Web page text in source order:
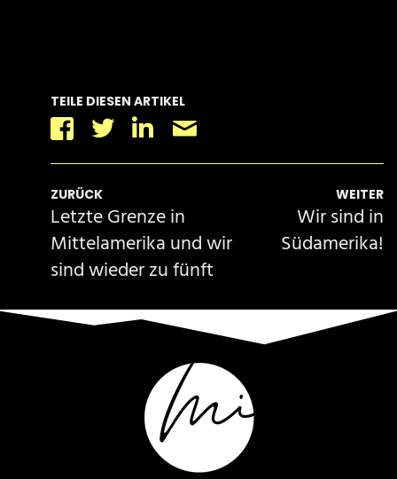
TEILE DIESEN ARTIKEL
Facebook
Twitter
Linkedin
ZURÜCK
Letzte Grenze in
Mittelamerika und wir
sind wieder zu fünft
WEITER
Wir sind in
Südamerika!